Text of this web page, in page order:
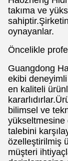
takıma ve
oynayanlar.
Öncelikle
Guangdong
ekibi
en kaliteli
bilimsel ve
yükseltmesine
talebini
özelleştirilmiş
müşteri